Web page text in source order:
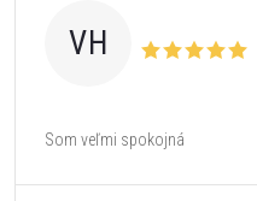
VH
Som veľmi spokojná